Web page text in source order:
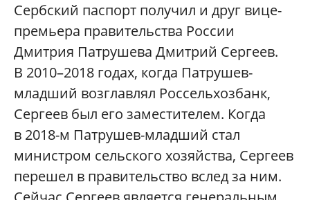
Сербский паспорт получил и друг вице-
премьера правительства России
Дмитрия Патрушева Дмитрий Сергеев.
В 2010–2018 годах, когда Патрушев-
младший возглавлял Россельхозбанк,
Сергеев был его заместителем. Когда
в 2018-м Патрушев-младший стал
министром сельского хозяйства, Сергеев
перешел в правительство вслед за ним.